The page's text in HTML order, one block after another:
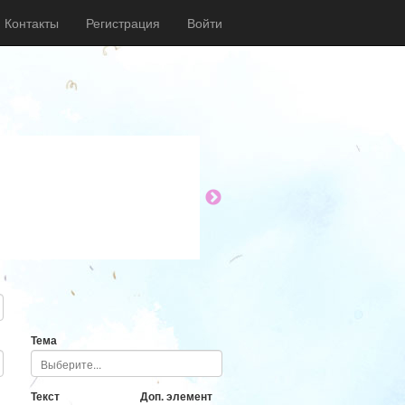
Контакты Регистрация Войти
Тема